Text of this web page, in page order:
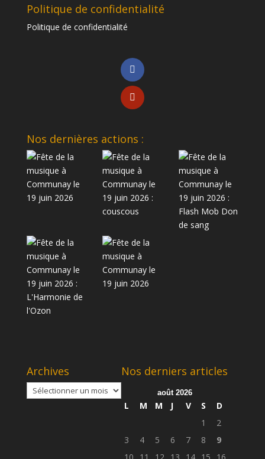
Politique de confidentialité
Politique de confidentialité
Nos dernières actions :
Archives
Archives
Nos derniers articles
août 2026
L M M J V S
D
1
2
3
4 5 6 7 8
9